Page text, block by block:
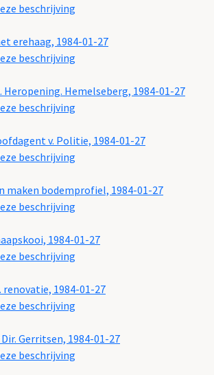
beschrijving
erehaag, 1984-01-27
beschrijving
Heropening. Hemelseberg, 1984-01-27
beschrijving
v. Politie, 1984-01-27
beschrijving
maken bodemprofiel, 1984-01-27
beschrijving
1984-01-27
beschrijving
renovatie, 1984-01-27
beschrijving
Dir. Gerritsen, 1984-01-27
beschrijving